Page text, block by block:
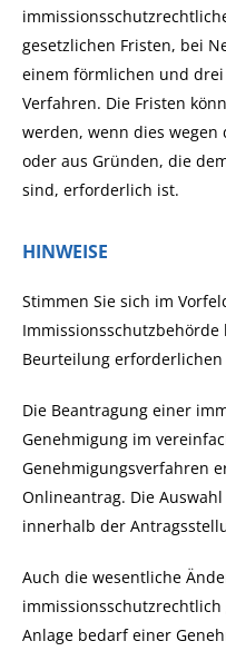
gesetzlichen Fristen, bei
einem förmlichen und
Verfahren. Die Fristen
werden, wenn dies
oder aus Gründen, die
sind, erforderlich ist.
HINWEISE
Stimmen Sie sich im
Beurteilung erforderlichen
Die Beantragung einer
Genehmigung im
Genehmigungsverfahren
Onlineantrag. Die
innerhalb der
Auch die wesentliche
Anlage bedarf einer